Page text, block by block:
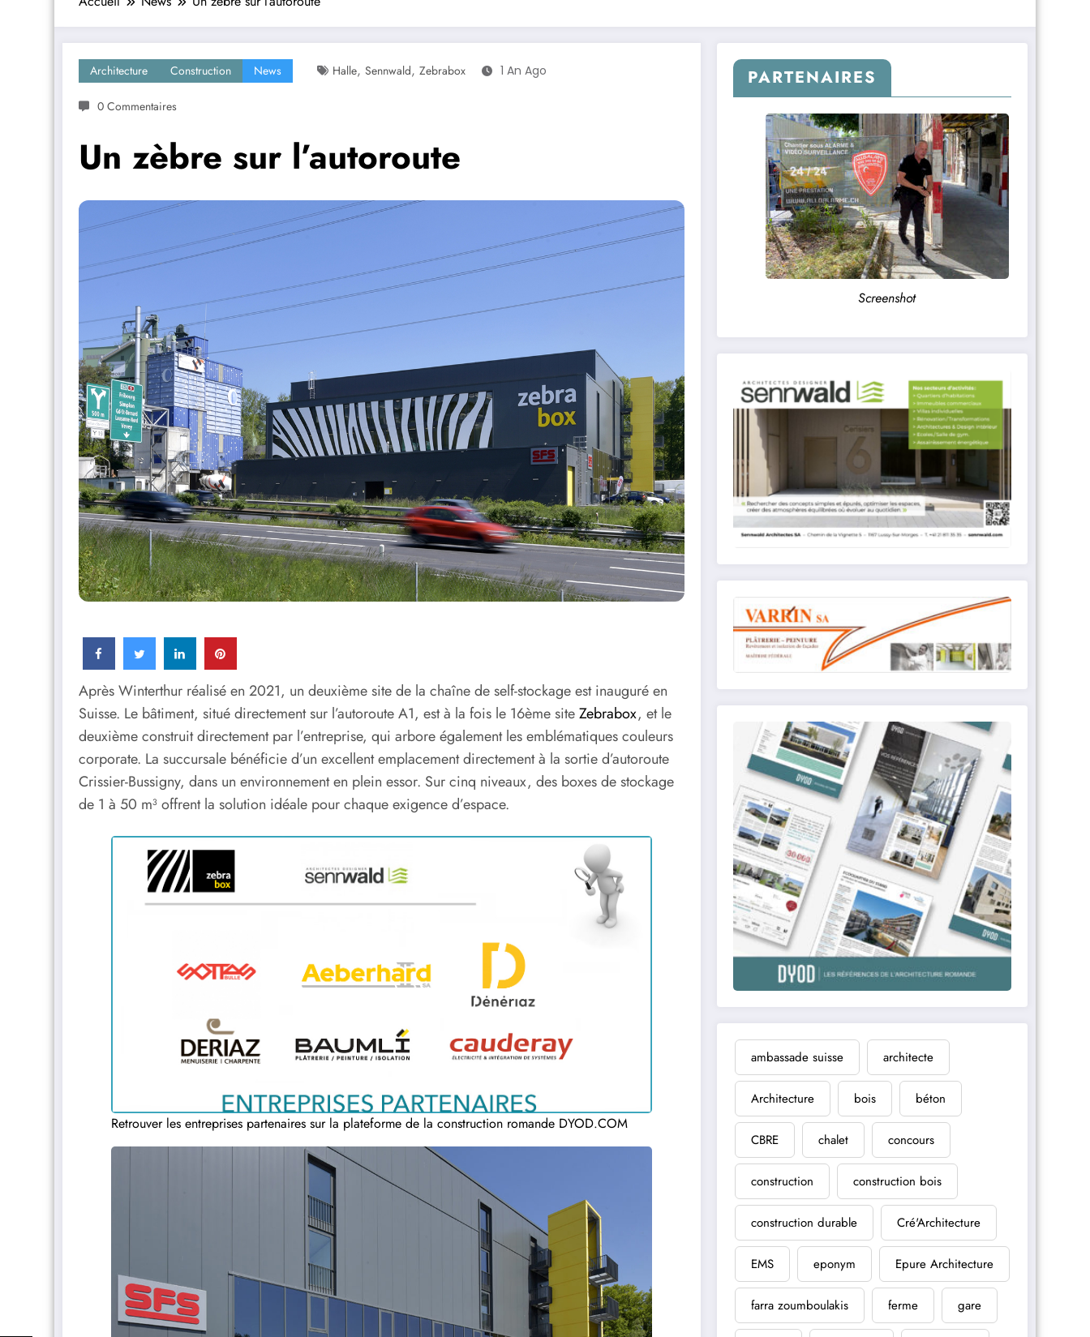
Architecture Construction News Halle, Sennwald, Zebrabox 1 An Ago
0 Commentaires
Un zèbre sur l’autoroute
Après Winterthur réalisé en 2021, un deuxième site de la chaîne de self-stockage est inauguré en
Suisse. Le bâtiment, situé directement sur l’autoroute A1, est à la fois le 16ème siteZebrabox, et le
deuxième construit directement par l’entreprise, qui arbore également les emblématiques couleurs
corporate. La succursale bénéficie d’un excellent emplacement directement à la sortie d’autoroute
Crissier-Bussigny, dans un environnement en plein essor. Sur cinq niveaux, des boxes de stockage
de 1 à 50 m³ offrent la solution idéale pour chaque exigence d’espace.
Retrouver les entreprises partenaires sur la plateforme de la construction romande DYOD.COM
PARTENAIRES
Screenshot
ambassade suisse architecte
Architecture bois béton
CBRE chalet concours
construction construction bois
construction durable Cré'Architecture
EMS eponym Epure Architecture
farra zoumboulakis ferme gare